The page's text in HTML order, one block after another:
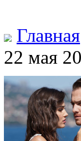
Главная
22 мая